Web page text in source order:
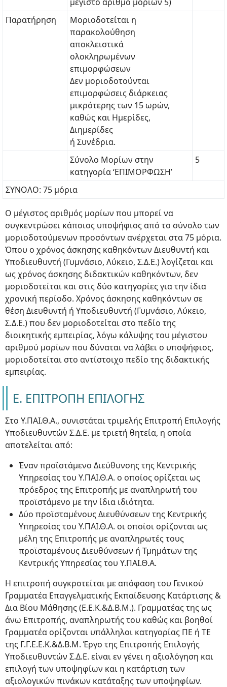
Παρατήρηση
Μοριοδοτείται η
παρακολούθηση
αποκλειστικά
ολοκληρωμένων
επιμορφώσεων
Δεν μοριοδοτούνται
επιμορφώσεις διάρκειας
μικρότερης των 15 ωρών,
καθώς και Ημερίδες,
Διημερίδες
ή Συνέδρια.
Σύνολο Μορίων στην
κατηγορία ‘ΕΠΙΜΟΡΦΩΣΗ’
5
ΣΥΝΟΛΟ: 75 μόρια
Ο μέγιστος αριθμός μορίων που μπορεί να
συγκεντρώσει κάποιος υποψήφιος από το σύνολο των
μοριοδοτούμενων προσόντων ανέρχεται στα 75 μόρια.
Όπου ο χρόνος άσκησης καθηκόντων Διευθυντή και
Υποδιευθυντή (Γυμνάσιο, Λύκειο, Σ.Δ.Ε.) λογίζεται και
ως χρόνος άσκησης διδακτικών καθηκόντων, δεν
μοριοδοτείται και στις δύο κατηγορίες για την ίδια
χρονική περίοδο. Χρόνος άσκησης καθηκόντων σε
θέση Διευθυντή ή Υποδιευθυντή (Γυμνάσιο, Λύκειο,
Σ.Δ.Ε.) που δεν μοριοδοτείται στο πεδίο της
διοικητικής εμπειρίας, λόγω κάλυψης του μέγιστου
αριθμού μορίων που δύναται να λάβει ο υποψήφιος,
μοριοδοτείται στο αντίστοιχο πεδίο της διδακτικής
εμπειρίας.
Ε. ΕΠΙΤΡΟΠΗ ΕΠΙΛΟΓΗΣ
Στο Υ.ΠΑΙ.Θ.Α., συνιστάται τριμελής Επιτροπή Επιλογής
Υποδιευθυντών Σ.Δ.Ε. με τριετή θητεία, η οποία
αποτελείται από:
Έναν προϊστάμενο Διεύθυνσης της Κεντρικής
Υπηρεσίας του Υ.ΠΑΙ.Θ.Α. ο οποίος ορίζεται ως
πρόεδρος της Επιτροπής με αναπληρωτή του
προϊστάμενο με την ίδια ιδιότητα.
Δύο προϊσταμένους Διευθύνσεων της Κεντρικής
Υπηρεσίας του Υ.ΠΑΙ.Θ.Α. οι οποίοι ορίζονται ως
μέλη της Επιτροπής με αναπληρωτές τους
προϊσταμένους Διευθύνσεων ή Τμημάτων της
Κεντρικής Υπηρεσίας του Υ.ΠΑΙ.Θ.Α.
Η επιτροπή συγκροτείται με απόφαση του Γενικού
Γραμματέα Επαγγελματικής Εκπαίδευσης Κατάρτισης &
Δια Βίου Μάθησης (Ε.Ε.Κ.&Δ.Β.Μ.). Γραμματέας της ως
άνω Επιτροπής, αναπληρωτής του καθώς και βοηθοί
Γραμματέα ορίζονται υπάλληλοι κατηγορίας ΠΕ ή ΤΕ
της Γ.Γ.Ε.Ε.Κ.&Δ.Β.Μ. Έργο της Επιτροπής Επιλογής
Υποδιευθυντών Σ.Δ.Ε. είναι εν γένει η αξιολόγηση και
επιλογή των υποψηφίων και η κατάρτιση των
αξιολογικών πινάκων κατάταξης των υποψηφίων.